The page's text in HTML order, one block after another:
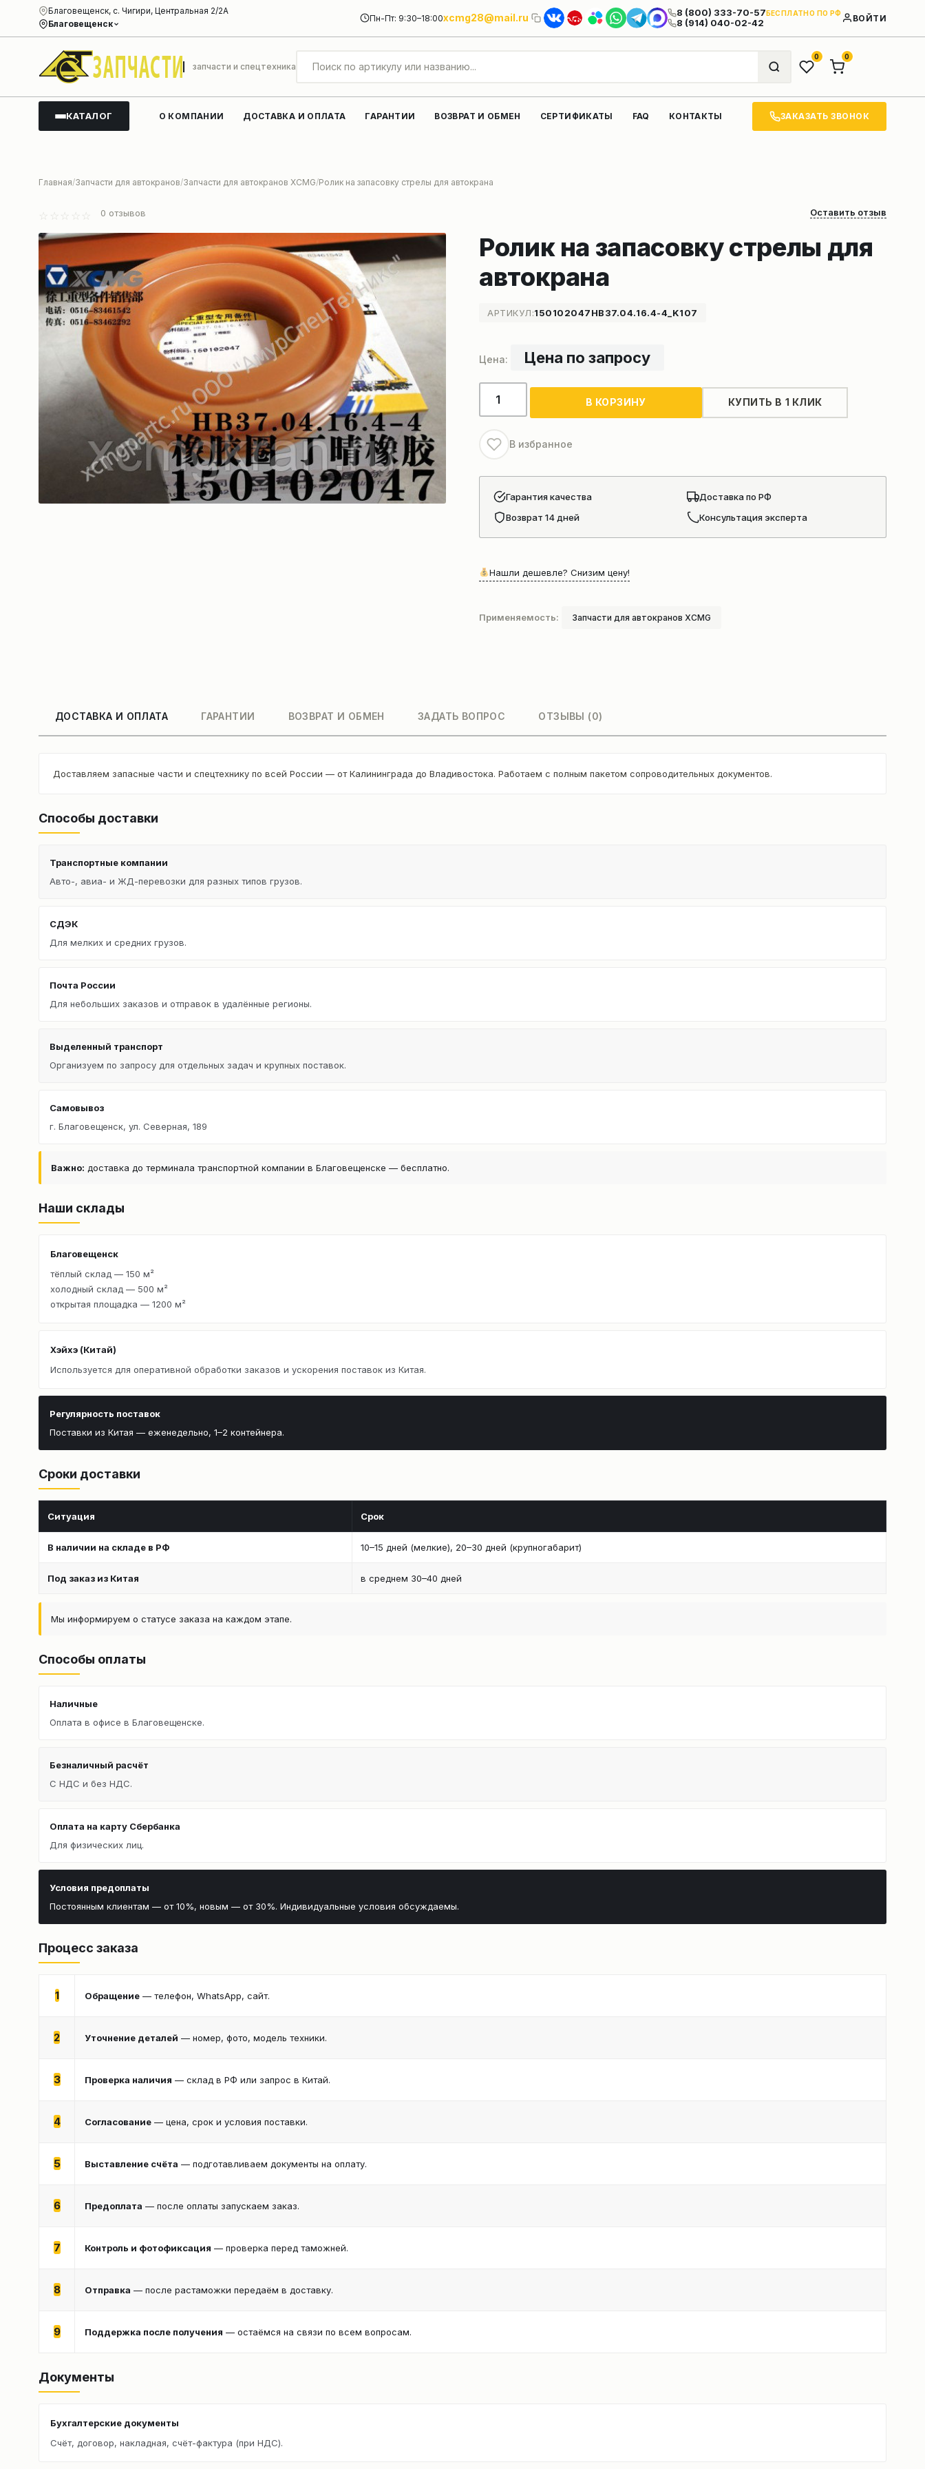
Благовещенск
Благовещенск, с. Чигири, Центральная 2/2А
Пн-Пт: 9:30–18:00xcmg28@mail.ru 8 (800) 333-70-57БЕСПЛАТНО ПО РФ
8 (914) 040-02-42 ВОЙТИ
запчасти и спецтехника
0 0
КАТАЛОГ О КОМПАНИИ ДОСТАВКА И ОПЛАТА ГАРАНТИИ ВОЗВРАТ И ОБМЕН СЕРТИФИКАТЫ FAQ КОНТАКТЫ ЗАКАЗАТЬ ЗВОНОК
Главная Запчасти для автокранов Запчасти для автокранов XCMG Ролик на запасовку стрелы для автокрана
0 отзывов Оставить отзыв
Ролик на запасовку стрелы для
автокрана
АРТИКУЛ:150102047HB37.04.16.4-4_K107
Цена по запросу
Количество
товара
на
запасовку
стрелы
для
автокрана
В КОРЗИНУ КУПИТЬ В 1 КЛИК
В избранное
Гарантия качества
Доставка по РФ
Возврат 14 дней
Консультация эксперта
Нашли дешевле? Снизим цену!
Применяемость: Запчасти для автокранов XCMG
ДОСТАВКА И ОПЛАТА ГАРАНТИИ ВОЗВРАТ И ОБМЕН ЗАДАТЬ ВОПРОС ОТЗЫВЫ (0)
Доставляем запасные части и спецтехнику по всей России — от Калининграда до Владивостока. Работаем с полным пакетом сопроводительных документов.
Способы доставки
Транспортные компании
Авто-, авиа- и ЖД-перевозки для разных типов грузов.
СДЭК
Для мелких и средних грузов.
Почта России
Для небольших заказов и отправок в удалённые регионы.
Выделенный транспорт
Организуем по запросу для отдельных задач и крупных поставок.
Самовывоз
г. Благовещенск, ул. Северная, 189
Важно: доставка до терминала транспортной компании в Благовещенске — бесплатно.
Наши склады
Благовещенск
тёплый склад — 150 м²
холодный склад — 500 м²
открытая площадка — 1200 м²
Хэйхэ (Китай)
Используется для оперативной обработки заказов и ускорения поставок из Китая.
Регулярность поставок
Поставки из Китая — еженедельно, 1–2 контейнера.
Сроки доставки
Ситуация Срок
В наличии на складе в РФ 10–15 дней (мелкие), 20–30 дней (крупногабарит)
Под заказ из Китая в среднем 30–40 дней
Мы информируем о статусе заказа на каждом этапе.
Способы оплаты
Наличные
Оплата в офисе в Благовещенске.
Безналичный расчёт
С НДС и без НДС.
Оплата на карту Сбербанка
Для физических лиц.
Условия предоплаты
Постоянным клиентам — от 10%, новым — от 30%. Индивидуальные условия обсуждаемы.
Процесс заказа
1 Обращение — телефон, WhatsApp, сайт.
2 Уточнение деталей — номер, фото, модель техники.
3 Проверка наличия — склад в РФ или запрос в Китай.
4 Согласование — цена, срок и условия поставки.
5 Выставление счёта — подготавливаем документы на оплату.
6 Предоплата — после оплаты запускаем заказ.
7 Контроль и фотофиксация — проверка перед таможней.
8 Отправка — после растаможки передаём в доставку.
9 Поддержка после получения — остаёмся на связи по всем вопросам.
Документы
Бухгалтерские документы
Счёт, договор, накладная, счёт-фактура (при НДС).